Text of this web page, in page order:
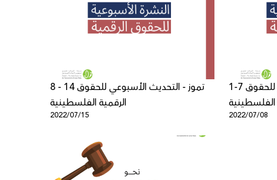
8 - 14 تموز - التحديث الأسبوعي للحقوق
الرقمية الفلسطينية
2022/07/15
1-7 تموز - التحديث الأسبوعي للحقوق
الفلسطينية
2022/07/08